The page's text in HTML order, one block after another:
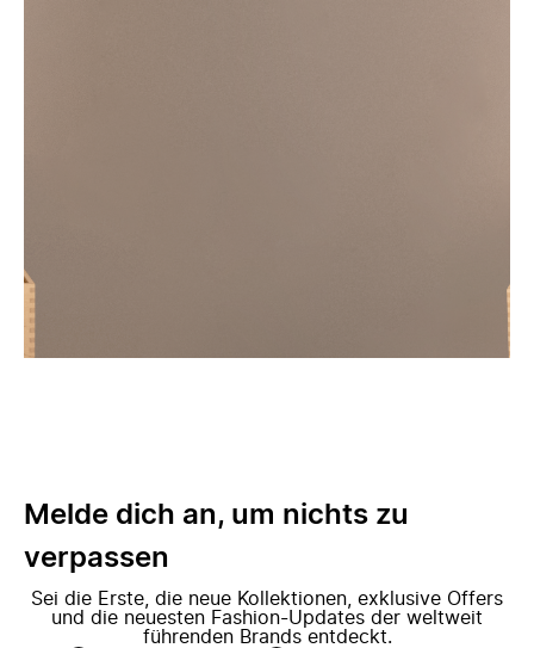
Melde dich an, um nichts zu
verpassen
Sei die Erste, die neue Kollektionen, exklusive Offers
und die neuesten Fashion-Updates der weltweit
führenden Brands entdeckt.